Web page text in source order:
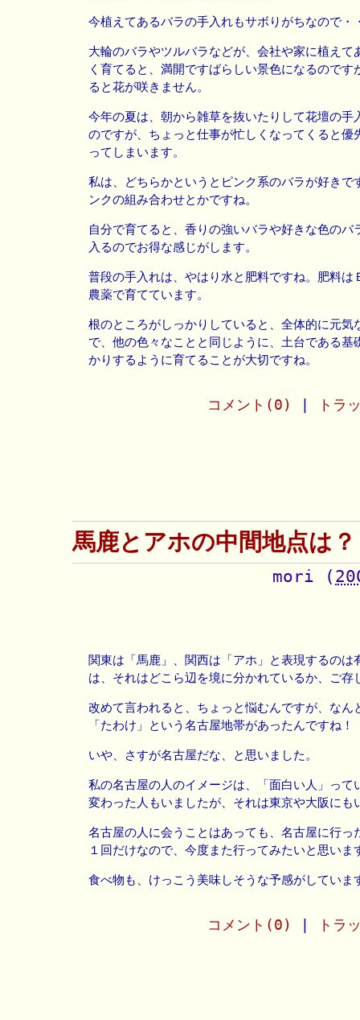
今植えてあるバラの手入れもサボりがちなので・
大輪のバラやツルバラなどが、会社や家に植えて
く育てると、満開ですばらしい景色になるのです
ると花が咲きません。
今年の夏は、朝から雑草を抜いたりして花壇の手
のですが、ちょっと仕事が忙しくなってくると優
ってしまいます。
私は、どちらかというとピンク系のバラが好きで
ンクの組み合わせとかですね。
自分で育てると、香りの強いバラや好きな色のバ
入るのでお得な感じがします。
普段の手入れは、やはり水と肥料ですね。肥料は
農薬で育てています。
根のところがしっかりしていると、全体的に元気
で、他の色々なことと同じように、土台である基
かりするように育てることが大切ですね。
コメント(0) トラ
馬鹿とアホの中間地点は？
mori (
関東は「馬鹿」、関西は「アホ」と表現するのは
は、それはどこら辺を境に分かれているか、ご存
改めて言われると、ちょっと悩むんですが、なん
「たわけ」という名古屋地帯があったんですね！
いや、さすが名古屋だな、と思いました。
私の名古屋の人のイメージは、「面白い人」って
変わった人もいましたが、それは東京や大阪にも
名古屋の人に会うことはあっても、名古屋に行っ
１回だけなので、今度また行ってみたいと思いま
食べ物も、けっこう美味しそうな予感がしていま
コメント(0) | トラ